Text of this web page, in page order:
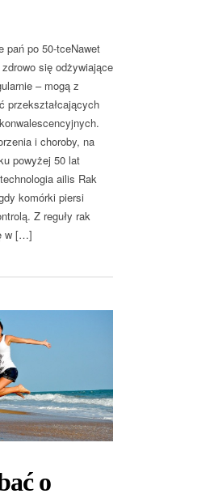
pań po 50-tceNawet
się odżywiające
– mogą z
przekształcających
i choroby, na
powyżej 50 lat
ailis Rak
komórki piersi
Z reguły rak
w […]
o